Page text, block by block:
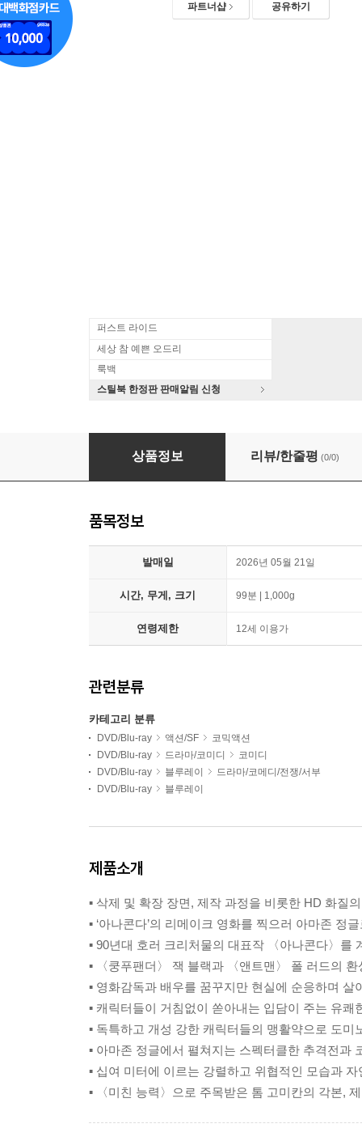
파트너샵 공유하기
퍼스트 라이드
세상 참 예쁜 오드리
룩백
스틸북 한정판 판매알림 신청
아나콘다 (1Disc) : 블루레이
상품정보 리뷰/한줄평 (0/0)
품목정보
발매일 2026년 05월 21일
시간, 무게, 크기 99분 | 1,000g
연령제한 12세 이용가
관련분류
카테고리 분류
DVD/Blu-ray 액션/SF
코믹액션
DVD/Blu-ray
드라마/코미디
코미디
DVD/Blu-ray
블루레이
드라마/코메디/전쟁/서부
DVD/Blu-ray
블루레이
제품소개
▪ 삭제 및 확장 장면, 제작 과정을 비롯한 HD 화질
▪ ‘아나콘다’의 리메이크 영화를 찍으러 아마존
▪ 90년대 호러 크리처물의 대표작 〈아나콘다〉
▪ 〈쿵푸팬더〉 잭 블랙과 〈앤트맨〉 폴 러드의
▪ 영화감독과 배우를 꿈꾸지만 현실에 순응하며
▪ 캐릭터들이 거침없이 쏟아내는 입담이 주는 유쾌
▪ 독특하고 개성 강한 캐릭터들의 맹활약으로 도미
▪ 아마존 정글에서 펼쳐지는 스펙터클한 추격전과
▪ 십여 미터에 이르는 강렬하고 위협적인 모습과
▪ 〈미친 능력〉으로 주목받은 톰 고미칸의 각본,